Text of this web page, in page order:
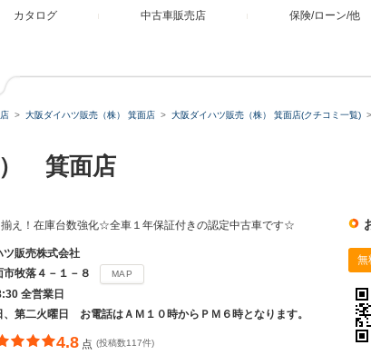
カタログ 中古車販売店 保険/ローン/他
大阪ダイハツ販売（株） 箕面店 大阪ダイハツ販売（株） 箕面店(クチコミ一覧)
） 箕面店
え！在庫台数強化☆全車１年保証付きの認定中古車です☆
ツ販売株式会社
牧落４－１－８
MAP
全営業日
、第二火曜日 お電話はＡＭ１０時からＰＭ６時となります。
4.8 点 (投稿数117件)
無